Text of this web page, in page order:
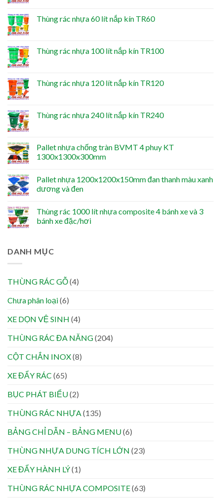
Thùng rác nhựa 60 lít nắp kín TR60
Thùng rác nhựa 100 lít nắp kín TR100
Thùng rác nhựa 120 lít nắp kín TR120
Thùng rác nhựa 240 lít nắp kín TR240
Pallet nhựa chống tràn BVMT 4 phuy KT
1300x1300x300mm
Pallet nhựa 1200x1200x150mm đan thanh màu xanh
dương và đen
Thùng rác 1000 lít nhựa composite 4 bánh xe và 3
bánh xe đặc/hơi
DANH MỤC
THÙNG RÁC GỖ(4)
Chưa phân loại(6)
XE DỌN VỆ SINH (4)
THÙNG RÁC ĐA NĂNG(204)
CỘT CHẮN INOX(8)
XE ĐẨY RÁC (65)
BỤC PHÁT BIỂU(2)
THÙNG RÁC NHỰA (135)
BẢNG CHỈ DẪN – BẢNG MENU(6)
THÙNG NHỰA DUNG TÍCH LỚN (23)
XE ĐẨY HÀNH LÝ(1)
THÙNG RÁC NHỰA COMPOSITE(63)